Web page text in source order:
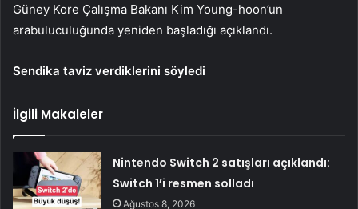
Güney Kore Çalışma Bakanı Kim Young-hoon’un
arabuluculuğunda yeniden başladığı açıklandı.
Sendika taviz verdiklerini söyledi
İlgili Makaleler
Nintendo Switch 2 satışları açıklandı:
Switch 1’i resmen solladı
Ağustos 8, 2026